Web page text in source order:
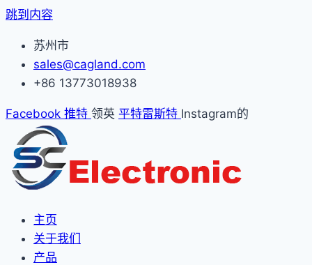
跳到内容
苏州市
sales@cagland.com
+86 13773018938
Facebook 推特 领英 平特雷斯特 Instagram的
主页
关于我们
产品